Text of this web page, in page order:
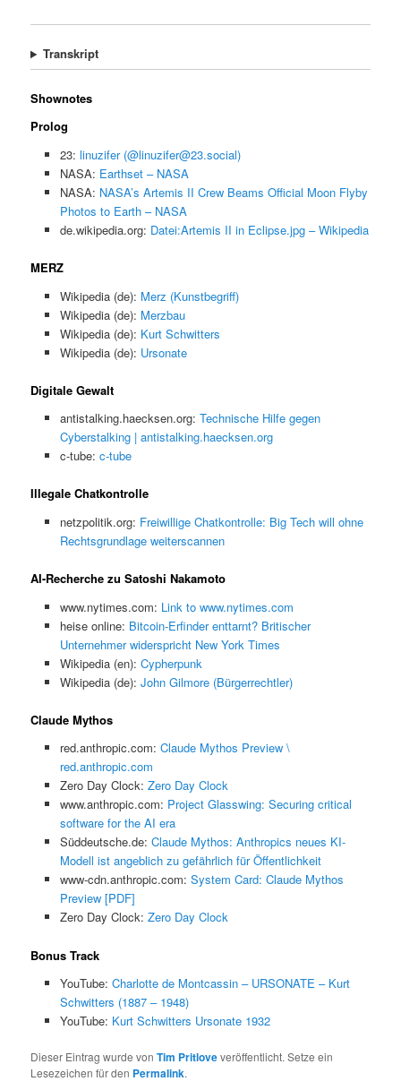
Transkript
Shownotes
Prolog
23: linuzifer (@linuzifer@23.social)
NASA: Earthset – NASA
NASA: NASA’s Artemis II Crew Beams Official Moon Flyby
Photos to Earth – NASA
de.wikipedia.org: Datei:Artemis II in Eclipse.jpg – Wikipedia
MERZ
Wikipedia (de): Merz (Kunstbegriff)
Wikipedia (de): Merzbau
Wikipedia (de): Kurt Schwitters
Wikipedia (de): Ursonate
Digitale Gewalt
antistalking.haecksen.org: Technische Hilfe gegen
Cyberstalking | antistalking.haecksen.org
c-tube: c-tube
Illegale Chatkontrolle
netzpolitik.org: Freiwillige Chatkontrolle: Big Tech will ohne
Rechtsgrundlage weiterscannen
AI-Recherche zu Satoshi Nakamoto
www.nytimes.com: Link to www.nytimes.com
heise online: Bitcoin-Erfinder enttarnt? Britischer
Unternehmer widerspricht New York Times
Wikipedia (en): Cypherpunk
Wikipedia (de): John Gilmore (Bürgerrechtler)
Claude Mythos
red.anthropic.com: Claude Mythos Preview \
red.anthropic.com
Zero Day Clock: Zero Day Clock
www.anthropic.com: Project Glasswing: Securing critical
software for the AI era
Süddeutsche.de: Claude Mythos: Anthropics neues KI-
Modell ist angeblich zu gefährlich für Öffentlichkeit
www-cdn.anthropic.com: System Card: Claude Mythos
Preview [PDF]
Zero Day Clock: Zero Day Clock
Bonus Track
YouTube: Charlotte de Montcassin – URSONATE – Kurt
Schwitters (1887 – 1948)
YouTube: Kurt Schwitters Ursonate 1932
Dieser Eintrag wurde vonTim Pritloveveröffentlicht. Setze ein
Lesezeichen für den Permalink.